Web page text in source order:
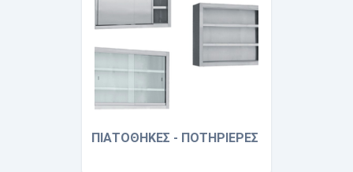
ΠΙΑΤΟΘΗΚΕΣ - ΠΟΤΗΡΙΕΡΕΣ